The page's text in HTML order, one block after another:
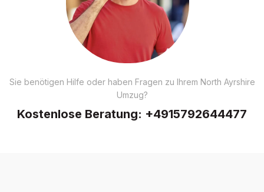
Sie benötigen Hilfe oder haben Fragen zu Ihrem North Ayrshire
Umzug?
Kostenlose Beratung: +4915792644477